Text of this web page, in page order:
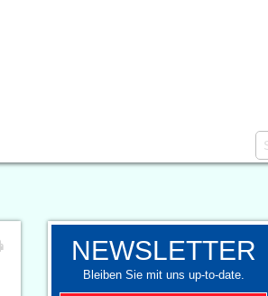
NEWSLETTER
Bleiben Sie mit uns up-to-date.